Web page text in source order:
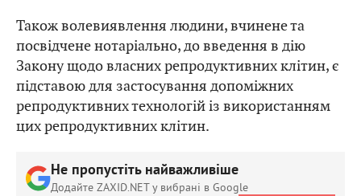
Також волевиявлення людини, вчинене та
посвідчене нотаріально, до введення в дію
Закону щодо власних репродуктивних клітин, є
підставою для застосування допоміжних
репродуктивних технологій із використанням
цих репродуктивних клітин.
Не пропустіть найважливіше
Додайте ZAXID.NET у вибрані в Google